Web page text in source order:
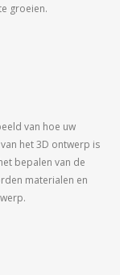
groeien.
van hoe uw
het 3D ontwerp is
bepalen van de
materialen en